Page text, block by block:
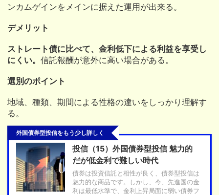
ンカムゲインをメインに据えた運用が出来る。
デメリット
ストレート債に比べて、金利低下による利益を享受し
にくい。 信託報酬が意外に高い場合がある。
選別のポイント
地域、種類、期間による性格の違いをしっかり理解す
る。
外国債券型投信をもう少し詳しく
投信（15）外国債券型投信 魅力的
だが低金利で難しい時代
債券は投資信託と相性が良く、債券型投信は
魅力的な商品です。しかし、今、先進国の金
利は最低水準で、金利上昇局面に弱い債券フ